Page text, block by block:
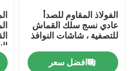
الفولاذ المقاوم للصدأ
عادي نسج سلك القماش
للتصفية ، شاشات النوافذ
افضل سعر